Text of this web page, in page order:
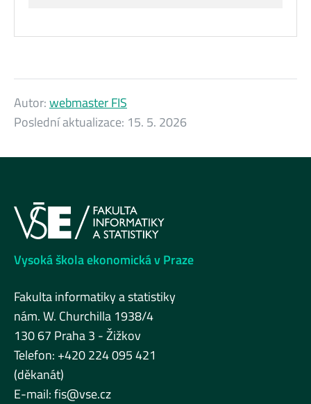
Autor:webmaster FIS
Poslední aktualizace: 15. 5. 2026
Vysoká škola ekonomická v Praze
Fakulta informatiky a statistiky
nám. W. Churchilla 1938/4
130 67 Praha 3 - Žižkov
Telefon: +420 224 095 421
(děkanát)
E-mail:fis@vse.cz